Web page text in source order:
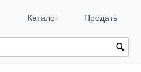
Каталог Продать